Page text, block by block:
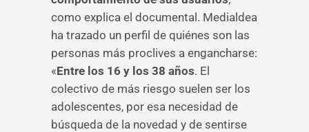
como explica el documental. Medialdea
ha trazado un perfil de quiénes son las
personas más proclives a engancharse:
«Entre los 16 y los 38 años. El
colectivo de más riesgo suelen ser los
adolescentes, por esa necesidad de
búsqueda de la novedad y de sentirse